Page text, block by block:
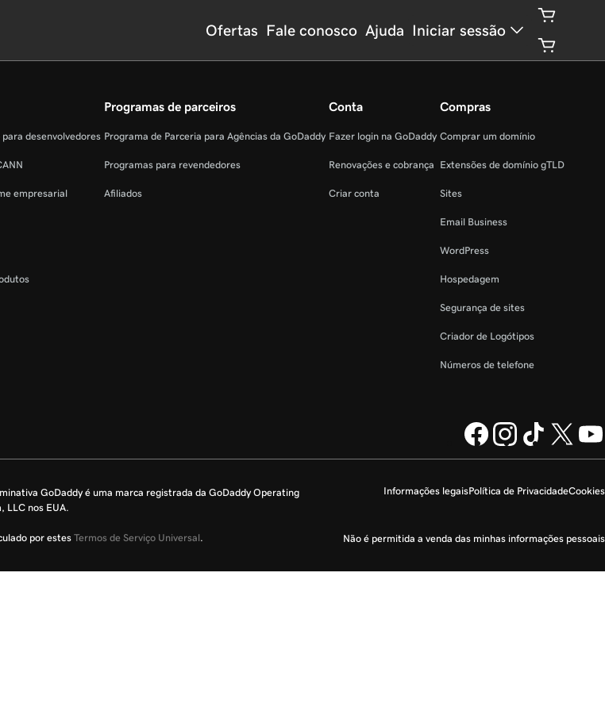
Ofertas Fale conosco Ajuda Iniciar sessão
desenvolvedores
empresarial
Programas de parceiros
Programa de Parceria para Agências da GoDaddy
Programas para revendedores
Afiliados
Conta
Fazer login na GoDaddy
Renovações e cobrança
Criar conta
Compras
Comprar um domínio
Extensões de domínio gTLD
Sites
Email Business
WordPress
Hospedagem
Segurança de sites
Criador de Logótipos
Números de telefone
Informações legaisPolítica de PrivacidadeCookies
Não é permitida a venda das minhas informações pessoais
GoDaddy é uma marca registrada da GoDaddy Operating
LLC nos EUA.
por estes Termos de Serviço Universal.